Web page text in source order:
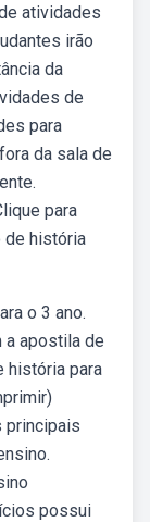
atividades
irão
da
de
para
da sala de
para
de história
o 3 ano.
a apostila de
história para
principais
possui